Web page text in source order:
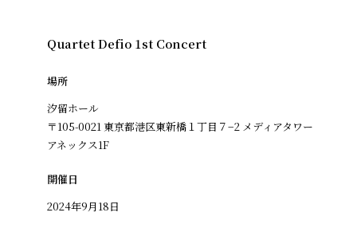
Quartet Defio 1st Concert
場所
汐留ホール
〒105-0021 東京都港区東新橋１丁目７−2 メディアタワー
アネックス1F
開催日
2024年9月18日